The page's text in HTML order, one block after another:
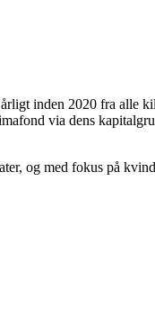
inden 2020 fra alle
via dens
og med fokus på